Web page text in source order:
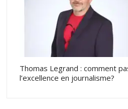
Thomas Legrand : comment
l’excellence en journalisme?